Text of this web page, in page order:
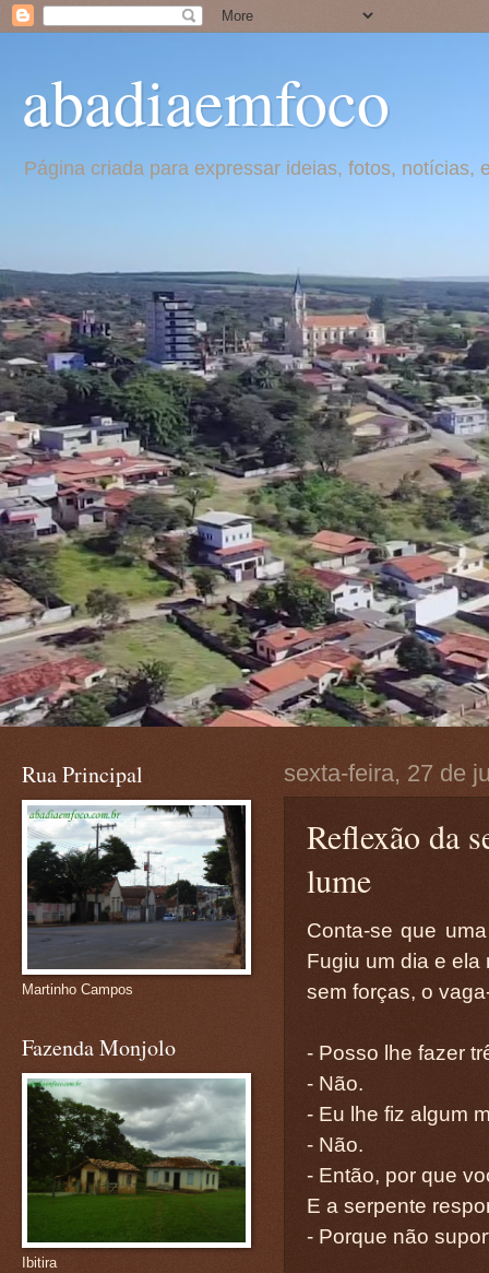
abadiaemfoco
Página criada para expressar ideias, fotos,
sexta-feira, 27 de
Reflexão da
lume
Conta-se que
Fugiu um dia e ela
sem forças, o
- Posso lhe fazer
- Não.
- Eu lhe fiz algum
- Não.
- Então, por que
E a serpente
- Porque não
Rua Principal
Martinho Campos
Fazenda Monjolo
Ibitira